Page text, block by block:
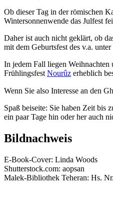
Ob dieser Tag in der römischen
Wintersonnenwende das Julfest
Daher ist auch nicht geklärt, ob
mit dem Geburtsfest des v.a.
In jedem Fall liegen Weihnachten
Frühlingsfest Nourûz erheblich
Wenn Sie also Interesse an den
Spaß beiseite: Sie haben Zeit bis
ein paar Tage hin oder her auch
Bildnachweis
E-Book-Cover: Linda Woods
Shutterstock.com: aopsan
Malek-Bibliothek Teheran: Hs.